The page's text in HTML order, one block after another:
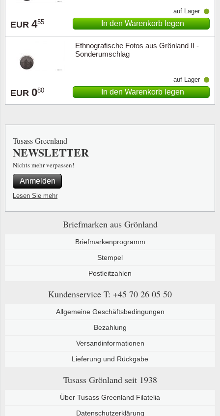
EUR 455
auf Lager
In den Warenkorb legen
Ethnografische Fotos aus Grönland II -
Sonderumschlag
EUR 080
auf Lager
In den Warenkorb legen
Briefmarken aus Grönland
Briefmarkenprogramm
Stempel
Postleitzahlen
Kundenservice T: +45 70 26 05 50
Allgemeine Geschäftsbedingungen
Bezahlung
Versandinformationen
Lieferung und Rückgabe
Tusass Grönland seit 1938
Über Tusass Greenland Filatelia
Datenschutzerklärung
Tusass Greenland
NEWSLETTER
Nichts mehr verpassen!
Anmelden
Lesen Sie mehr